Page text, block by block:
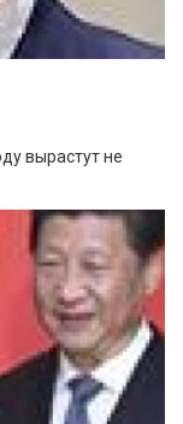
вырастут не